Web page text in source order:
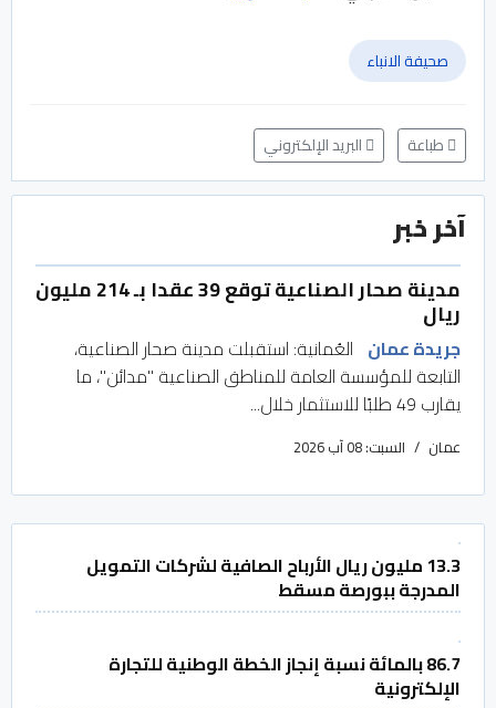
صحيفة الانباء
طباعة البريد الإلكتروني
آخر خبر
مدينة صحار الصناعية توقع 39 عقدا بـ 214 مليون
ريال
جريدة عمان العُمانية: استقبلت مدينة صحار الصناعية،
التابعة للمؤسسة العامة للمناطق الصناعية "مدائن"، ما
يقارب 49 طلبًا للاستثمار خلال...
عمان السبت: 08 آب 2026
13.3 مليون ريال الأرباح الصافية لشركات التمويل
المدرجة ببورصة مسقط
86.7 بالمائة نسبة إنجاز الخطة الوطنية للتجارة
الإلكترونية